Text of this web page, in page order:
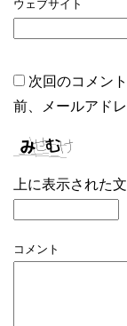
ウェブサイト
次回のコメン
前、メールアド
上に表示された
コメント